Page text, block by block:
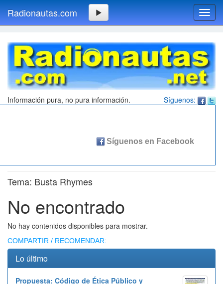
Radionautas.com
Síguenos:
Información pura, no pura información.
Tema: Busta Rhymes
No encontrado
No hay contenidos disponibles para mostrar.
COMPARTIR / RECOMENDAR:
Lo último
Propuesta: Código de Ética Público y